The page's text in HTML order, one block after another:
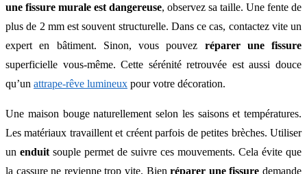
une fissure murale est dangereuse, observez sa taille. Une fente de
plus de 2 mm est souvent structurelle. Dans ce cas, contactez vite un
expert en bâtiment. Sinon, vous pouvez réparer une fissure
superficielle vous-même. Cette sérénité retrouvée est aussi douce
qu’un attrape-rêve lumineux pour votre décoration.
Une maison bouge naturellement selon les saisons et températures.
Les matériaux travaillent et créent parfois de petites brèches. Utiliser
un enduit souple permet de suivre ces mouvements. Cela évite que
la cassure ne revienne trop vite. Bienréparer une fissure demande